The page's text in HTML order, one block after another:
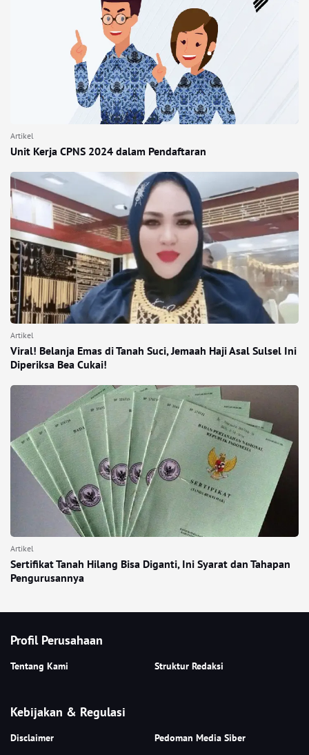
Artikel
Unit Kerja CPNS 2024 dalam Pendaftaran
Artikel
Viral! Belanja Emas di Tanah Suci, Jemaah Haji Asal Sulsel Ini
Diperiksa Bea Cukai!
Artikel
Sertifikat Tanah Hilang Bisa Diganti, Ini Syarat dan Tahapan
Pengurusannya
Profil Perusahaan
Tentang Kami Struktur Redaksi
Kebijakan & Regulasi
Disclaimer
Pedoman Media Siber